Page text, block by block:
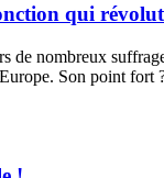
qui
de nombreux
Son point